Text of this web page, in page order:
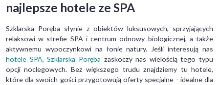
najlepsze hotele ze SPA
Szklarska Poręba słynie z obiektów luksusowych, sprzyjających
relaksowi w strefie SPA i centrum odnowy biologicznej, a także
aktywnemu wypoczynkowi na łonie natury. Jeśli interesują nas
hotele SPA, Szklarska Poręba zaskoczy nas wielością tego typu
opcji noclegowych. Bez większego trudu znajdziemy tu hotele,
które dla swoich gości przygotowują oferty specjalne - idealne dla